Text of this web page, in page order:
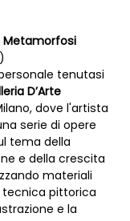
Metamorfosi
tenutasi
D’Arte
dove l'artista
serie di opere
tema della
e della crescita
materiali
tecnica pittorica
e la